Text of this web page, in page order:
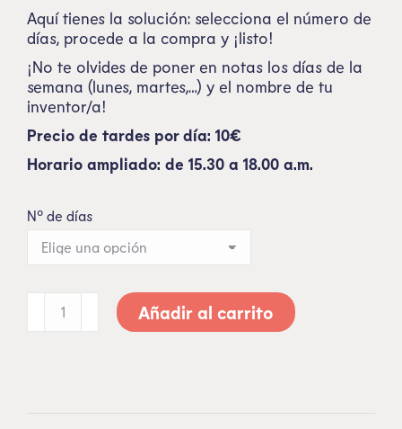
Aquí tienes la solución: selecciona el número de
días, procede a la compra y ¡listo!
¡No te olvides de poner en notas los días de la
semana (lunes, martes,…) y el nombre de tu
inventor/a!
Precio de tardes por día: 10€
Horario ampliado: de 15.30 a 18.00 a.m.
Nº de días
Añadir al carrito